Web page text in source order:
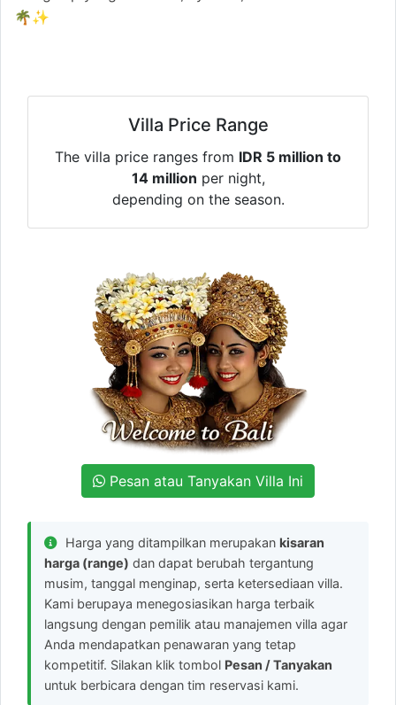
🌴✨
Villa Price Range
The villa price ranges from IDR 5 million to
14 million per night,
depending on the season.
Pesan atau Tanyakan Villa Ini
Harga yang ditampilkan merupakan kisaran
harga (range) dan dapat berubah tergantung
musim, tanggal menginap, serta ketersediaan villa.
Kami berupaya menegosiasikan harga terbaik
langsung dengan pemilik atau manajemen villa agar
Anda mendapatkan penawaran yang tetap
kompetitif. Silakan klik tombol Pesan / Tanyakan
untuk berbicara dengan tim reservasi kami.